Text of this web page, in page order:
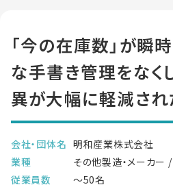
導入事例
お役立ち情報
「今の在庫数」が瞬
な手書き管理をなく
異が大幅に軽減さ
会社・団体名 明和産業株式会社
業種
その他製造・メーカー /
従業員数
～50名